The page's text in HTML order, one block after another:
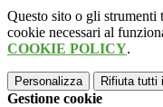
Questo sito o gli strumenti
cookie necessari al
COOKIE POLICY.
Personalizza Rifiuta tutti
Gestione cookie